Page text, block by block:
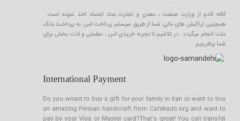
کافه کادو از وزارت صنعت ، معدن و تجارت نماد اعتماد اخذ نموده است .
همچنین تراکنش های مالی شما از طریق سیستم پرداخت امن به پرداخت بانک
ملت انجام میگردد . در تلاشیم تا تجربه خریدی امن ، مطمئن و لذت بخش برای
شما بیافرینیم .
International Payment
Do you wnant to buy a gift for your family in Iran or want to buy
an amazing Persian handicraft from Cafekado.org and want to
pay by your Visa or Master card?That's great! You can transfer